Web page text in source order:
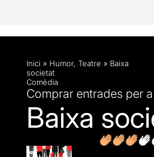
Inici » Humor, Teatre » Baixa
societat
Comèdia
Comprar entrades per a
Baixa